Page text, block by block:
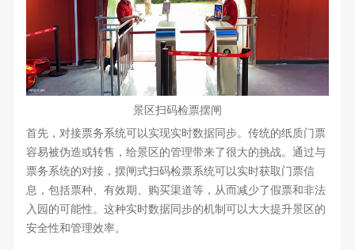
景区扫码检票摆闸
首先，对接票务系统可以实现实时数据同步。传统的纸质门票
容易被伪造或转售，给景区的管理带来了很大的挑战。通过与
票务系统的对接，摆闸式扫码检票系统可以实时获取门票信
息，包括票种、有效期、购买渠道等，从而减少了假票和非法
入园的可能性。这种实时数据同步的机制可以大大提升景区的
安全性和管理效率。